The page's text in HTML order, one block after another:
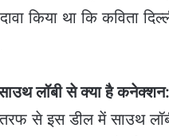
किया था कि कविता
लॉबी से क्या है कनेक्शन:
से इस डील में साउथ